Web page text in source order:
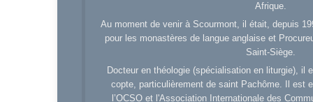
Afrique.
Au moment de venir à Scourmont, il était, depuis
pour les monastères de langue anglaise et
Saint-Siège.
Docteur en théologie (spécialisation en liturgie), il
copte, particulièrement de saint Pachôme. Il est
l’OCSO et l'Association Internationale des